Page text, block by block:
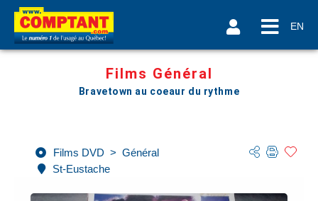
EN
Films Général
Bravetown au coeaur du rythme
Films DVD > Général
St-Eustache